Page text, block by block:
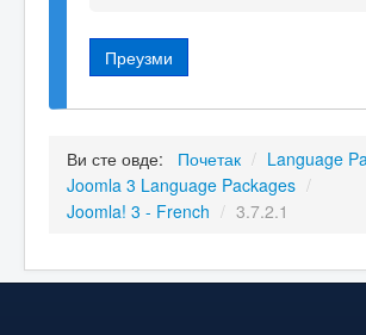
Преузми
Ви сте овде: Почетак / Language
Joomla 3 Language Packages /
Joomla! 3 - French / 3.7.2.1